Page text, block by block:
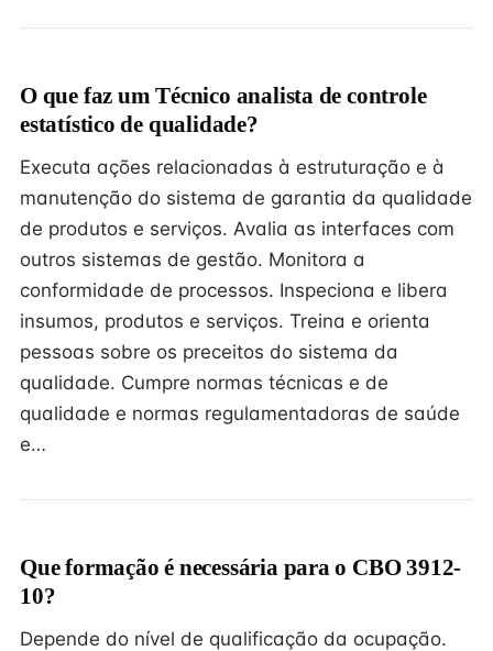
O que faz um Técnico analista de controle
estatístico de qualidade?
Executa ações relacionadas à estruturação e à
manutenção do sistema de garantia da qualidade
de produtos e serviços. Avalia as interfaces com
outros sistemas de gestão. Monitora a
conformidade de processos. Inspeciona e libera
insumos, produtos e serviços. Treina e orienta
pessoas sobre os preceitos do sistema da
qualidade. Cumpre normas técnicas e de
qualidade e normas regulamentadoras de saúde
e…
Que formação é necessária para o CBO 3912-
10?
Depende do nível de qualificação da ocupação.